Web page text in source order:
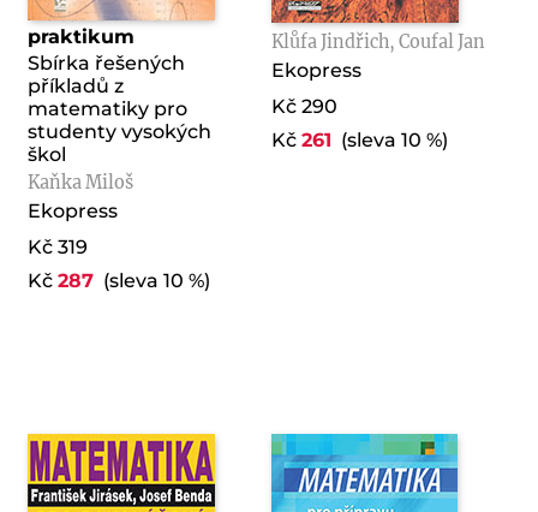
Matematické
praktikum
Sbírka řešených
příkladů z
matematiky pro
studenty vysokých
škol
Kaňka Miloš
Ekopress
Kč 319
Kč 287(sleva 10 %)
Matematika I
Klůfa Jindřich, Coufal Jan
Ekopress
Kč 290
Kč 261 (sleva 10 %)